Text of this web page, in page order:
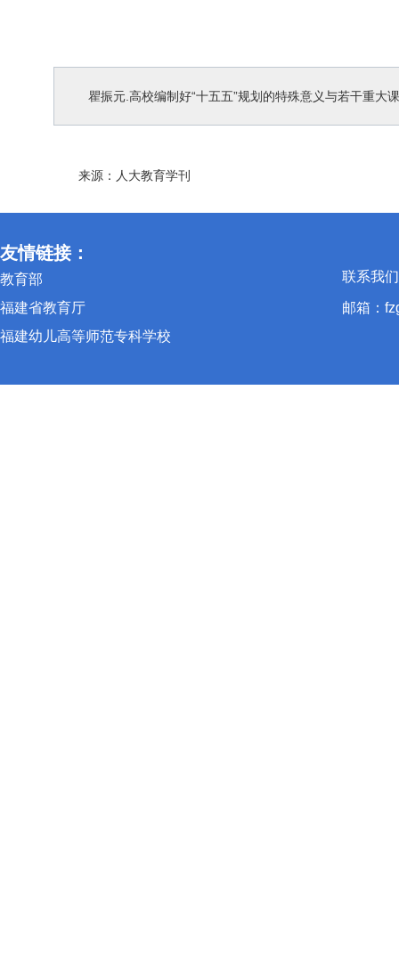
瞿振元.高校编制好“十五五”规划的特殊意义与若干重
来源：人大教育学刊
友情链接：
教育部
福建省教育厅
福建幼儿高等师范专科学校
联系我
邮箱：